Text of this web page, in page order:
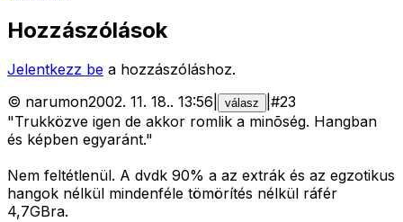
Hozzászólások
Jelentkezz be a hozzászóláshoz.
© narumon2002. 11. 18.. 13:56 válasz #23
"Trukközve igen de akkor romlik a minõség. Hangban
és képben egyaránt."
Nem feltétlenül. A dvdk 90% a az extrák és az egzotikus
hangok nélkül mindenféle tömörítés nélkül ráfér
4,7GBra.